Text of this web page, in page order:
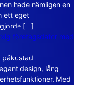
hade nämligen en
ett eget
gjorde […]
företagsdator med
påkostad
design, lång
Med